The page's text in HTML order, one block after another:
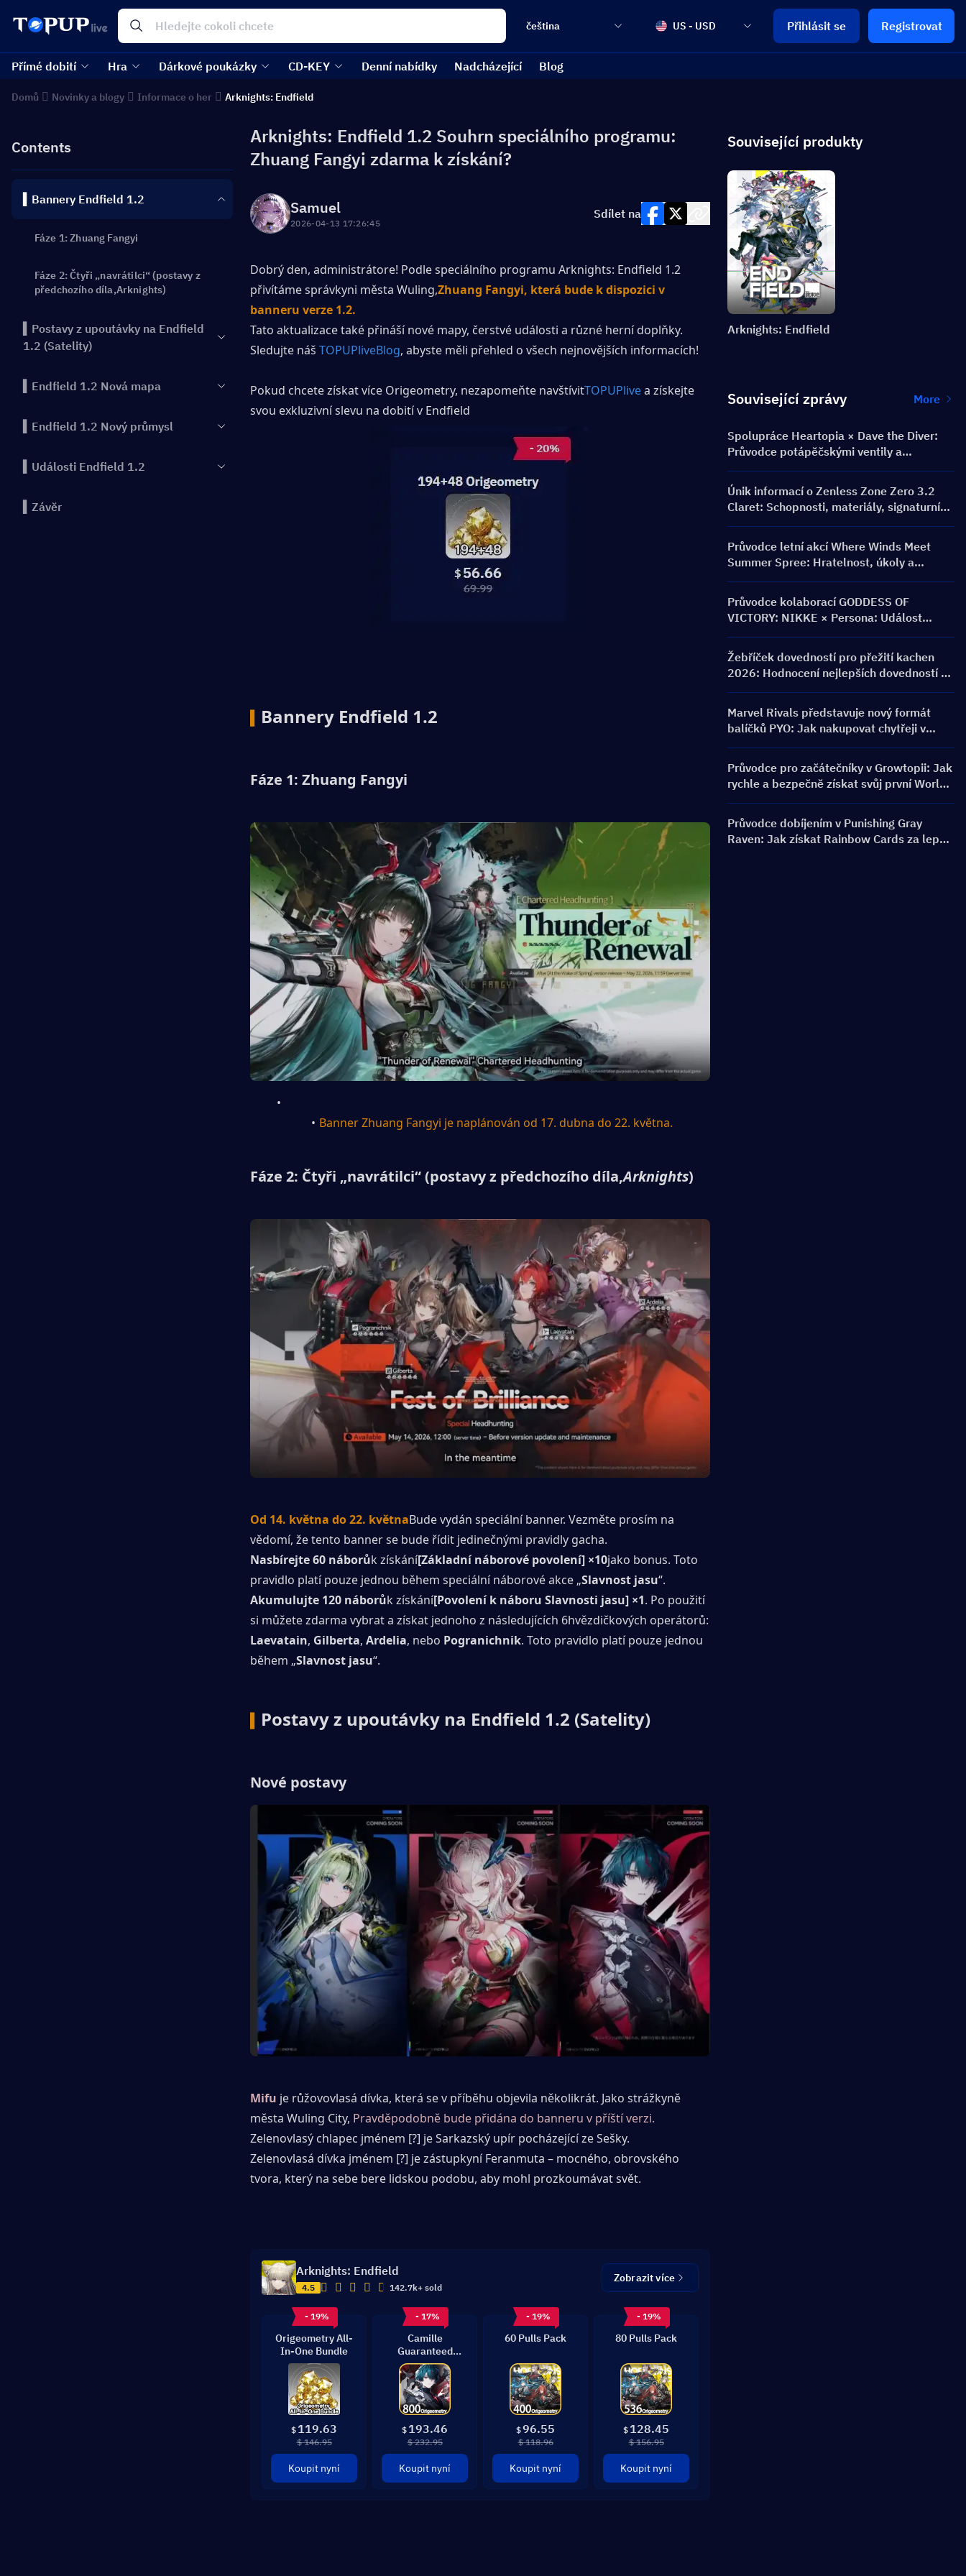
čeština US - USD Přihlásit se Registrovat
Přímé dobití Hra Dárkové poukázky CD-KEY Denní nabídky Nadcházející Blog
Domů Novinky a blogy Informace o her Arknights: Endfield
Contents
▍Bannery Endfield 1.2
Fáze 1: Zhuang Fangyi
Fáze 2: Čtyři „navrátilci“ (postavy z
předchozího díla,Arknights)
▍Postavy z upoutávky na Endfield
1.2 (Satelity)
▍Endfield 1.2 Nová mapa
▍Endfield 1.2 Nový průmysl
▍Události Endfield 1.2
▍Závěr
Arknights: Endfield 1.2 Souhrn speciálního programu:
Zhuang Fangyi zdarma k získání?
Samuel
2026-04-13 17:26:45
Sdílet na
Dobrý den, administrátore! Podle speciálního programu Arknights: Endfield 1.2
přivítáme správkyni města Wuling,Zhuang Fangyi, která bude k dispozici v
banneru verze 1.2.
Tato aktualizace také přináší nové mapy, čerstvé události a různé herní doplňky.
Sledujte náš TOPUPliveBlog, abyste měli přehled o všech nejnovějších informacích!
Pokud chcete získat více Origeometry, nezapomeňte navštívitTOPUPlivea získejte
svou exkluzivní slevu na dobití v Endfield
Bannery Endfield 1.2
Fáze 1: Zhuang Fangyi
Banner Zhuang Fangyi je naplánován od 17. dubna do 22. května.
Fáze 2: Čtyři „navrátilci“ (postavy z předchozího díla,Arknights)
Od 14. května do 22. květnaBude vydán speciální banner. Vezměte prosím na
vědomí, že tento banner se bude řídit jedinečnými pravidly gacha.
Nasbírejte 60 náborůk získání[Základní náborové povolení] ×10jako bonus. Toto
pravidlo platí pouze jednou během speciální náborové akce „Slavnost jasu“.
Akumulujte 120 náborůk získání[Povolení k náboru Slavnosti jasu] ×1. Po použití
Laevatain, Gilberta, Ardelia, nebo Pogranichnik. Toto pravidlo platí pouze jednou
během „Slavnost jasu“.
Postavy z upoutávky na Endfield 1.2 (Satelity)
Nové postavy
Mifu je růžovovlasá dívka, která se v příběhu objevila několikrát. Jako strážkyně
města Wuling City, Pravděpodobně bude přidána do banneru v příští verzi.
Zelenovlasý chlapec jménem [?] je Sarkazský upír pocházející ze Sešky.
Zelenovlasá dívka jménem [?] je zástupkyní Feranmuta – mocného, obrovského
tvora, který na sebe bere lidskou podobu, aby mohl prozkoumávat svět.
Arknights: Endfield
4.5 142.7k+ sold
Zobrazit více
- 19%
Origeometry All-
In-One Bundle
$ 119.63
$ 146.95
Koupit nyní
- 17%
Camille
Guaranteed
Bundle
$ 193.46
$ 232.95
Koupit nyní
- 19%
60 Pulls Pack
$96.55
$ 118.96
Koupit nyní
- 19%
80 Pulls Pack
$ 128.45
$ 156.95
Koupit nyní
Související produkty
Arknights: Endfield
Související zprávy More
Spolupráce Heartopia × Dave the Diver:
Průvodce potápěčskými ventily a
odměnami
Únik informací o Zenless Zone Zero 3.2
Claret: Schopnosti, materiály, signaturní
W-Engine a Mindscape Cinema
Průvodce letní akcí Where Winds Meet
Summer Spree: Hratelnost, úkoly a
odměny
Průvodce kolaborací GODDESS OF
VICTORY: NIKKE × Persona: Událost
PERSONA ON FRONTLINE, postavy,
bannery a odměny
Žebříček dovedností pro přežití kachen
2026: Hodnocení nejlepších dovedností a
průvodce sestavením
Marvel Rivals představuje nový formát
balíčků PYO: Jak nakupovat chytřeji v
aktualizaci obchodu pro sezónu 9.5
Průvodce pro začátečníky v Growtopii: Jak
rychle a bezpečně získat svůj první World
Lock
Průvodce dobíjením v Punishing Gray
Raven: Jak získat Rainbow Cards za lepší